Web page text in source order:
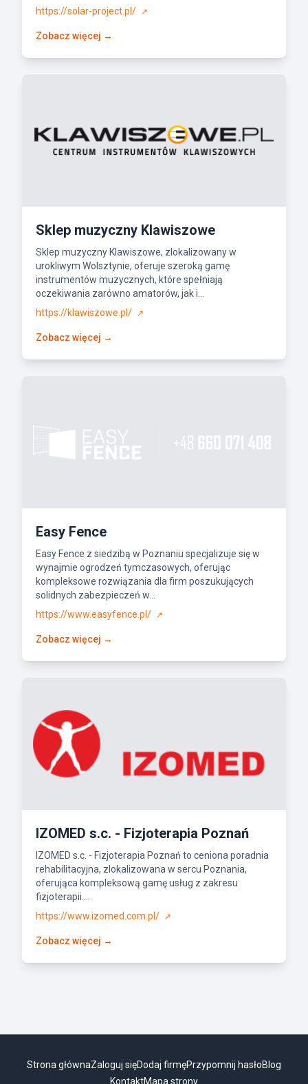
https://solar-project.pl/
↗
Zobacz więcej →
Sklep muzyczny Klawiszowe
Sklep muzyczny Klawiszowe, zlokalizowany w
urokliwym Wolsztynie, oferuje szeroką gamę
instrumentów muzycznych, które spełniają
oczekiwania zarówno amatorów, jak i...
https://klawiszowe.pl/
↗
Zobacz więcej →
Easy Fence
Easy Fence z siedzibą w Poznaniu specjalizuje się w
wynajmie ogrodzeń tymczasowych, oferując
kompleksowe rozwiązania dla firm poszukujących
solidnych zabezpieczeń w...
https://www.easyfence.pl/
↗
Zobacz więcej →
IZOMED s.c. - Fizjoterapia Poznań
IZOMED s.c. - Fizjoterapia Poznań to ceniona poradnia
rehabilitacyjna, zlokalizowana w sercu Poznania,
oferująca kompleksową gamę usług z zakresu
fizjoterapii....
https://www.izomed.com.pl/
↗
Zobacz więcej →
Strona głównaZaloguj sięDodaj firmęPrzypomnij hasłoBlog
KontaktMapa strony